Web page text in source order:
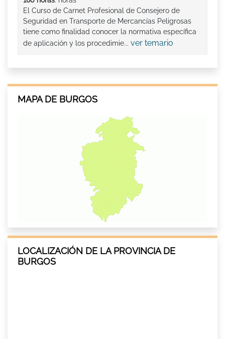
El Curso de Carnet Profesional de Consejero de
Seguridad en Transporte de Mercancías Peligrosas
tiene como finalidad conocer la normativa específica
de aplicación y los procedimie... ver temario
MAPA DE BURGOS
LOCALIZACIÓN DE LA PROVINCIA DE
BURGOS